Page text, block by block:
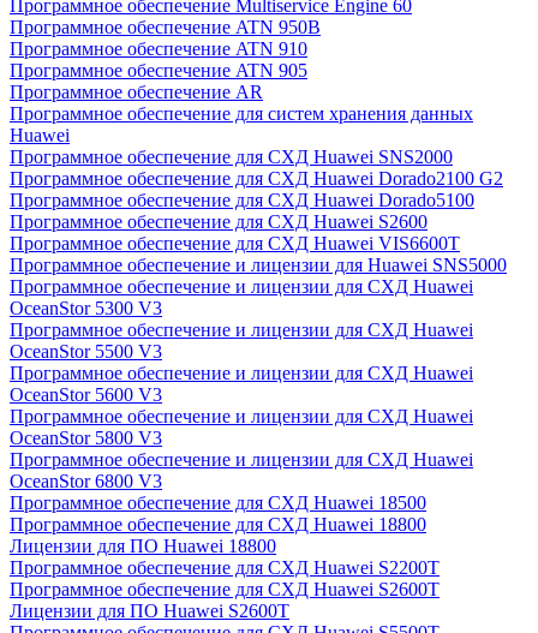
Программное обеспечение Multiservice Engine 60
Программное обеспечение ATN 950B
Программное обеспечение ATN 910
Программное обеспечение ATN 905
Программное обеспечение AR
Программное обеспечение для систем хранения данных
Huawei
Программное обеспечение для СХД Huawei SNS2000
Программное обеспечение для СХД Huawei Dorado2100 G2
Программное обеспечение для СХД Huawei Dorado5100
Программное обеспечение для СХД Huawei S2600
Программное обеспечение для СХД Huawei VIS6600T
Программное обеспечение и лицензии для Huawei SNS5000
Программное обеспечение и лицензии для СХД Huawei
OceanStor 5300 V3
Программное обеспечение и лицензии для СХД Huawei
OceanStor 5500 V3
Программное обеспечение и лицензии для СХД Huawei
OceanStor 5600 V3
Программное обеспечение и лицензии для СХД Huawei
OceanStor 5800 V3
Программное обеспечение и лицензии для СХД Huawei
OceanStor 6800 V3
Программное обеспечение для СХД Huawei 18500
Программное обеспечение для СХД Huawei 18800
Лицензии для ПО Huawei 18800
Программное обеспечение для СХД Huawei S2200T
Программное обеспечение для СХД Huawei S2600T
Лицензии для ПО Huawei S2600T